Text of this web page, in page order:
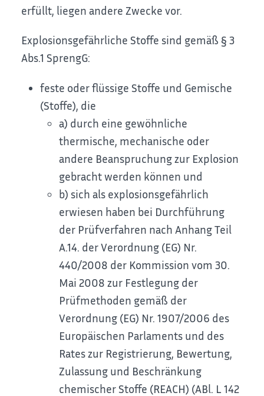
erfüllt, liegen andere Zwecke vor.
Explosionsgefährliche Stoffe sind gemäß § 3
Abs.1 SprengG:
feste oder flüssige Stoffe und Gemische
(Stoffe), die
a) durch eine gewöhnliche
thermische, mechanische oder
andere Beanspruchung zur Explosion
gebracht werden können und
b) sich als explosionsgefährlich
erwiesen haben bei Durchführung
der Prüfverfahren nach Anhang Teil
A.14. der Verordnung (EG) Nr.
440/2008 der Kommission vom 30.
Mai 2008 zur Festlegung der
Prüfmethoden gemäß der
Verordnung (EG) Nr. 1907/2006 des
Europäischen Parlaments und des
Rates zur Registrierung, Bewertung,
Zulassung und Beschränkung
chemischer Stoffe (REACH) (ABl. L 142